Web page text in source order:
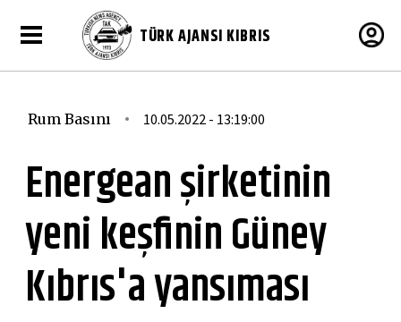
TÜRK AJANSI KIBRIS
Rum Basını 10.05.2022 - 13:19:00
Energean şirketinin
yeni keşfinin Güney
Kıbrıs'a yansıması